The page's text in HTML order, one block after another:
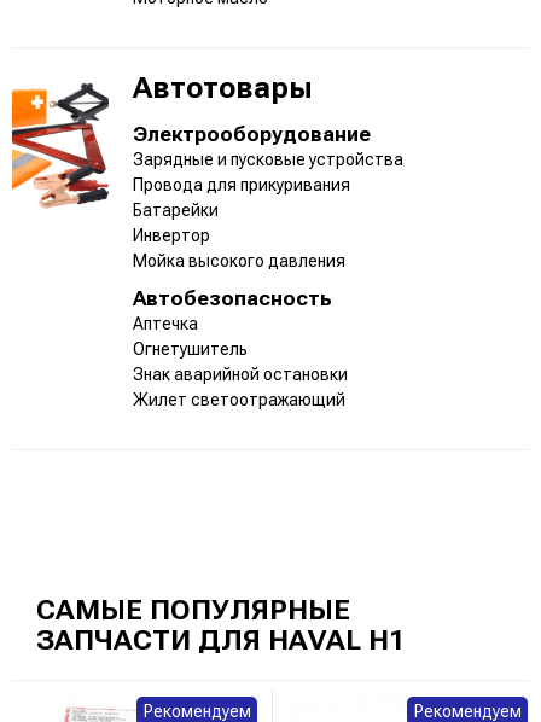
Автотовары
Электрооборудование
Зарядные и пусковые устройства
Провода для прикуривания
Батарейки
Инвертор
Мойка высокого давления
Автобезопасность
Аптечка
Огнетушитель
Знак аварийной остановки
Жилет светоотражающий
САМЫЕ ПОПУЛЯРНЫЕ
ЗАПЧАСТИ ДЛЯ HAVAL H1
Рекомендуем Рекомендуем